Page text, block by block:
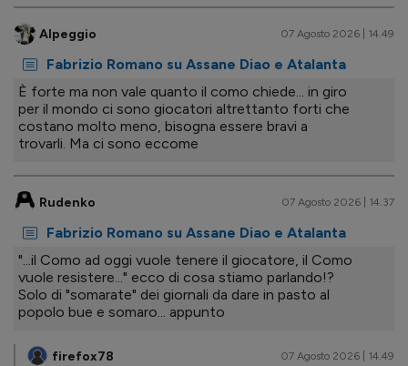
Alpeggio 07 Agosto 2026 | 14.49
Fabrizio Romano su Assane Diao e Atalanta
È forte ma non vale quanto il como chiede... in giro
per il mondo ci sono giocatori altrettanto forti che
costano molto meno, bisogna essere bravi a
trovarli. Ma ci sono eccome
Rudenko 07 Agosto 2026 | 14.37
Fabrizio Romano su Assane Diao e Atalanta
"...il Como ad oggi vuole tenere il giocatore, il Como
vuole resistere..." ecco di cosa stiamo parlando!?
Solo di "somarate" dei giornali da dare in pasto al
popolo bue e somaro... appunto
firefox78 07 Agosto 2026 | 14.49